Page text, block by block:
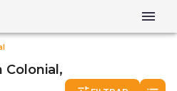
Colonial,